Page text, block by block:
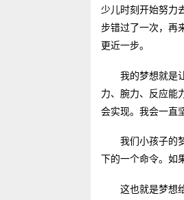
少儿时刻开始努力
步错过了一次，再
更近一步。
我的梦想就是
力、腕力、反应能
会实现。我会一直
我们小孩子的
下的一个命令。如
这也就是梦想